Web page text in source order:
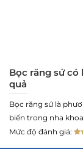
Bọc răng sứ
quả
Bọc răng sứ là
biến trong nha
Mức độ đánh giá: